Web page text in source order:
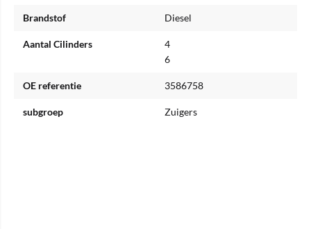
Brandstof Diesel
Aantal Cilinders
4
6
OE referentie 3586758
subgroep Zuigers